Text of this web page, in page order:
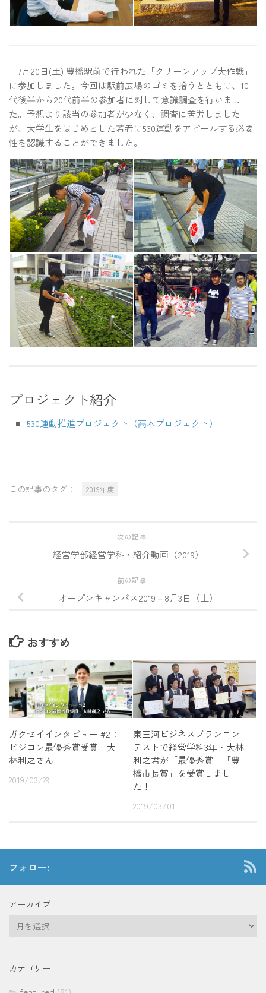
7月20日(土) 豊橋駅前で行われた「クリーンアップ大作戦」
に参加しました。今回は駅前広場のゴミを拾うとともに、10
代後半から20代前半の参加者に対して意識調査を行いまし
た。予想より該当の参加者が少なく、調査に苦労しました
が、大学生をはじめとした若者に530運動をアピールする必要
性を認識することができました。
プロジェクト紹介
530運動推進プロジェクト（高木プロジェクト）
この記事のタグ： 2019年度
次の記事
経営学部経営学科・紹介動画（2019）
前の記事
オープンキャンパス2019－8月3日（土）
おすすめ
ガクセイインタビュー #2：
ビジコン最優秀賞受賞 大
林利之さん
2019/03/29
東三河ビジネスプランコン
テストで経営学科3年・大林
利之君が「最優秀賞」「豊
橋市長賞」を受賞しまし
た！
2019/03/01
フォロー:
アーカイブ
イ
カテゴリー